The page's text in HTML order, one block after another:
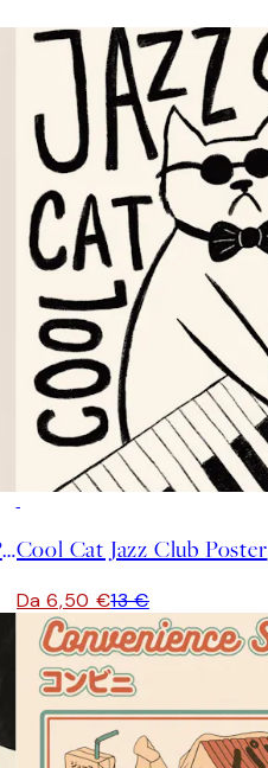
Edvard Munch - Alfa and Omega PosterCool Cat Jazz Club Poster
Da 6,50 €13 €